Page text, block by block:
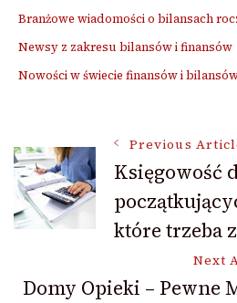
Branżowe wiadomości o bilansach
Newsy z zakresu bilansów i finansów
Nowości w świecie finansów i
Post
Navigation
Previous
Księgowość
które trzeba
Next
Domy Opieki – Pewne